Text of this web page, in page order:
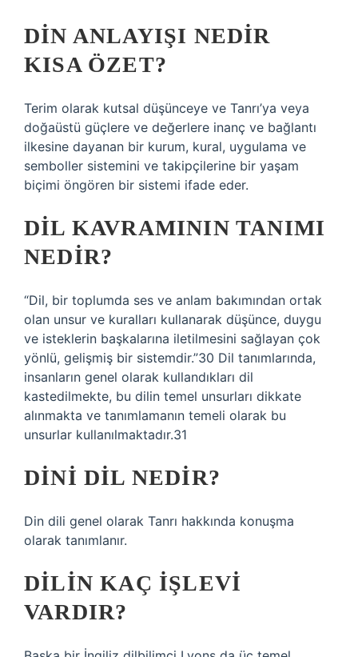
DIN ANLAYIŞI NEDIR
KISA ÖZET?
Terim olarak kutsal düşünceye ve Tanrı’ya veya
doğaüstü güçlere ve değerlere inanç ve bağlantı
ilkesine dayanan bir kurum, kural, uygulama ve
semboller sistemini ve takipçilerine bir yaşam
biçimi öngören bir sistemi ifade eder.
DIL KAVRAMININ TANIMI
NEDIR?
“Dil, bir toplumda ses ve anlam bakımından ortak
olan unsur ve kuralları kullanarak düşünce, duygu
ve isteklerin başkalarına iletilmesini sağlayan çok
yönlü, gelişmiş bir sistemdir.”30 Dil tanımlarında,
insanların genel olarak kullandıkları dil
kastedilmekte, bu dilin temel unsurları dikkate
alınmakta ve tanımlamanın temeli olarak bu
unsurlar kullanılmaktadır.31
DINI DIL NEDIR?
Din dili genel olarak Tanrı hakkında konuşma
olarak tanımlanır.
DILIN KAÇ IŞLEVI
VARDIR?